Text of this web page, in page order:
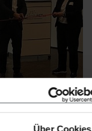
Über Cookies